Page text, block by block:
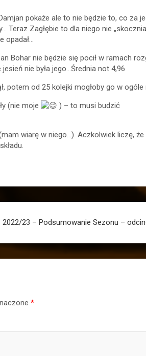
pokaże ale to nie będzie to, co za
Teraz Zagłębie to dla niego nie
opadał…
Bohar nie będzie się pocił w ramach
nie była jego…Średnia not 4,96
potem od 25 kolejki mogłoby go w ogóle
(nie moje
) – to musi budzić
wiarę w niego…). Aczkolwiek liczę, że
2022/23 – Podsumowanie Sezonu –
*